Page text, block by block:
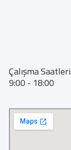
Çalışma
9:00 - 18:00